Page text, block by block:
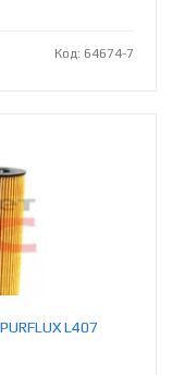
Код: 64674-7
L407